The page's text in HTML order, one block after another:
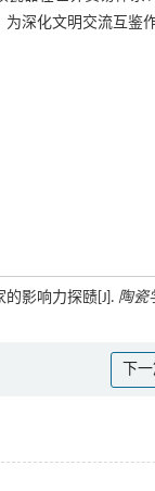
深化文明交流互鉴
影响力探赜[J]. 陶瓷
下